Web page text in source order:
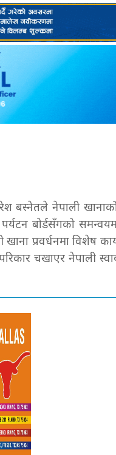
बस्नेतले नेपाली
बोर्डसँगको
खाना प्रवर्धनमा
चखाएर नेपाली